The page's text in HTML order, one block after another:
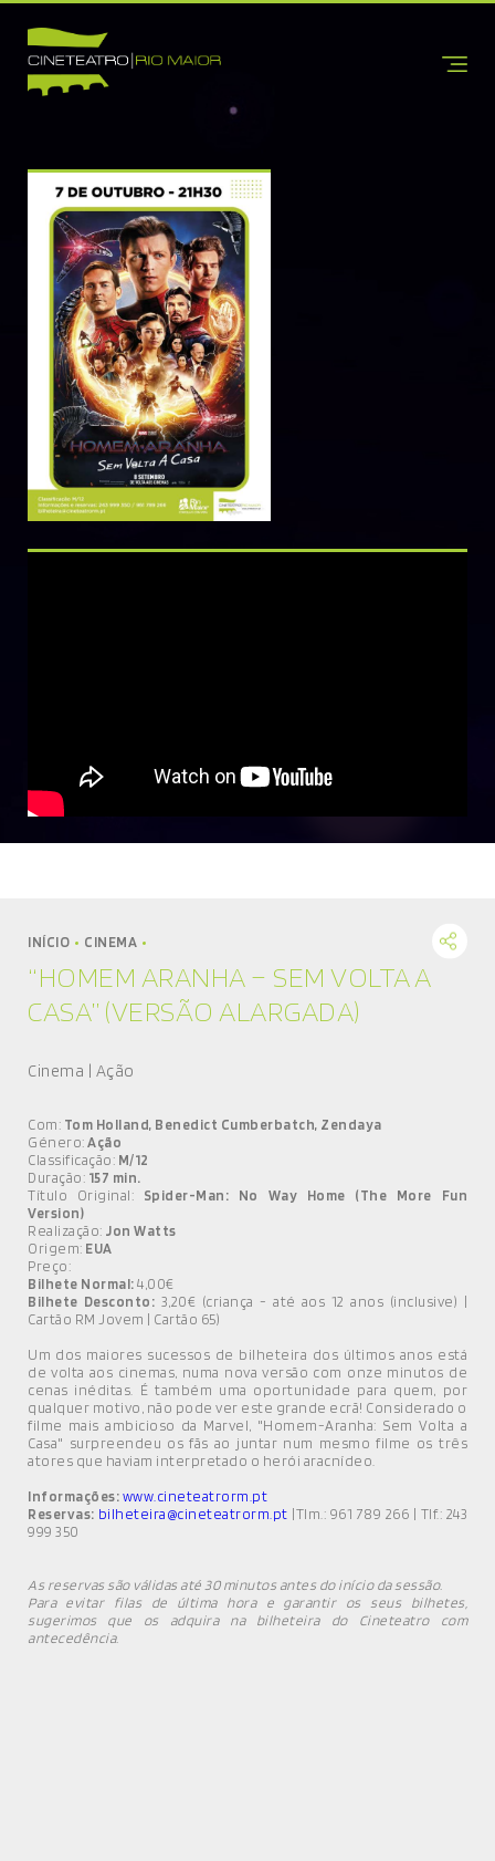
INÍCIO
CINETEATRO
SOBRE NÓS
CONTACTOS
INFORMAÇÕES
BILHETEIRA
CINEMA
TEATRO
DANÇA
MÚSICA
DIVERSOS
INÍCIO CINEMA
“HOMEM ARANHA – SEM VOLTA A
CASA” (VERSÃO ALARGADA)
Cinema | Ação
Com: Tom Holland, Benedict Cumberbatch, Zendaya
Género: Ação
Classificação: M/12
Duração: 157 min.
Título Original: Spider-Man: No Way Home (The More Fun
Version)
Realização: Jon Watts
Origem: EUA
Preço:
Bilhete Normal: 4,00€
Bilhete Desconto: 3,20€ (criança - até aos 12 anos (inclusive) |
Cartão RM Jovem | Cartão 65)
Um dos maiores sucessos de bilheteira dos últimos anos está
de volta aos cinemas, numa nova versão com onze minutos de
cenas inéditas. É também uma oportunidade para quem, por
qualquer motivo, não pode ver este grande ecrã! Considerado o
filme mais ambicioso da Marvel, "Homem-Aranha: Sem Volta a
Casa" surpreendeu os fãs ao juntar num mesmo filme os três
atores que haviam interpretado o herói aracnídeo.
Informações: www.cineteatrorm.pt
Reservas: bilheteira@cineteatrorm.pt |Tlm.: 961 789 266 | Tlf.: 243
999 350
As reservas são válidas até 30 minutos antes do início da sessão.
Para evitar filas de última hora e garantir os seus bilhetes,
sugerimos que os adquira na bilheteira do Cineteatro com
antecedência.